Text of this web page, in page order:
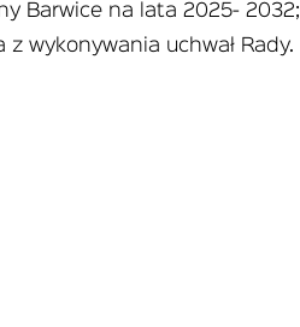
Barwice na lata 2025- 2032;
wykonywania uchwał Rady.